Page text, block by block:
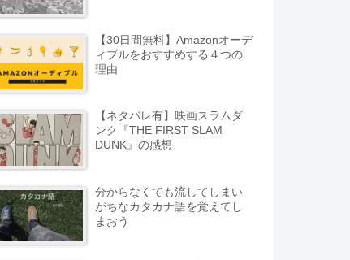
【30日間無料】Amazonオーデ
ィブルをおすすめする４つの
理由
【ネタバレ有】映画スラムダ
ンク『THE FIRST SLAM
DUNK』の感想
分からなくても流してしまい
がちなカタカナ語を覚えてし
まおう